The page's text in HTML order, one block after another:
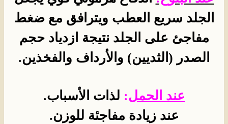
الجلد سريع العطب ويترافق مع ضغط
مفاجئ على الجلد نتيجة ازدياد حجم
الصدر (الثديين) والأرداف والفخذين.
عند الحمل: لذات الأسباب.
عند زيادة مفاجئة للوزن.